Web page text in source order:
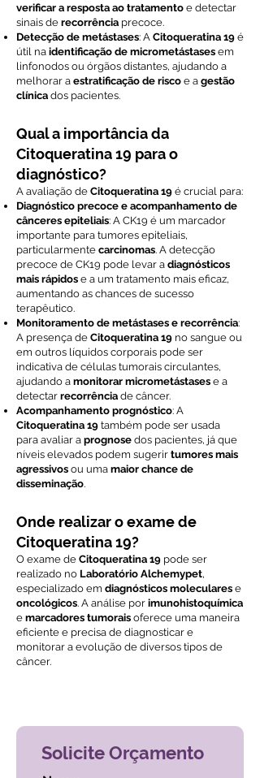
verificar a resposta ao tratamento e detectar
sinais de recorrência precoce.
Detecção de metástases: A Citoqueratina 19 é
útil na identificação de micrometástases em
linfonodos ou órgãos distantes, ajudando a
melhorar a estratificação de risco e a gestão
clínica dos pacientes.
Qual a importância da
Citoqueratina 19 para o
diagnóstico?
A avaliação de Citoqueratina 19 é crucial para:
Diagnóstico precoce e acompanhamento de
cânceres epiteliais: A CK19 é um marcador
importante para tumores epiteliais,
particularmente carcinomas. A detecção
precoce de CK19 pode levar a diagnósticos
mais rápidos e a um tratamento mais eficaz,
aumentando as chances de sucesso
terapêutico.
Monitoramento de metástases e recorrência:
A presença de Citoqueratina 19 no sangue ou
em outros líquidos corporais pode ser
indicativa de células tumorais circulantes,
ajudando a monitorar micrometástases e a
detectar recorrência de câncer.
Acompanhamento prognóstico: A
Citoqueratina 19 também pode ser usada
para avaliar a prognose dos pacientes, já que
níveis elevados podem sugerir tumores mais
agressivos ou uma maior chance de
disseminação.
Onde realizar o exame de
Citoqueratina 19?
O exame de Citoqueratina 19 pode ser
realizado no Laboratório Alchemypet,
especializado em diagnósticos moleculares e
oncológicos. A análise por imunohistoquímica
e marcadores tumorais oferece uma maneira
eficiente e precisa de diagnosticar e
monitorar a evolução de diversos tipos de
câncer.
Solicite Orçamento